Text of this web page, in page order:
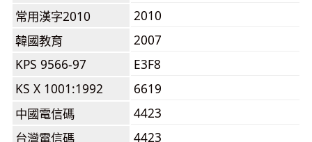
常用漢字2010
2010
韓國教育
2007
KPS 9566-97
E3F8
KS X 1001:1992
6619
中國電信碼
4423
台灣電信碼
4423